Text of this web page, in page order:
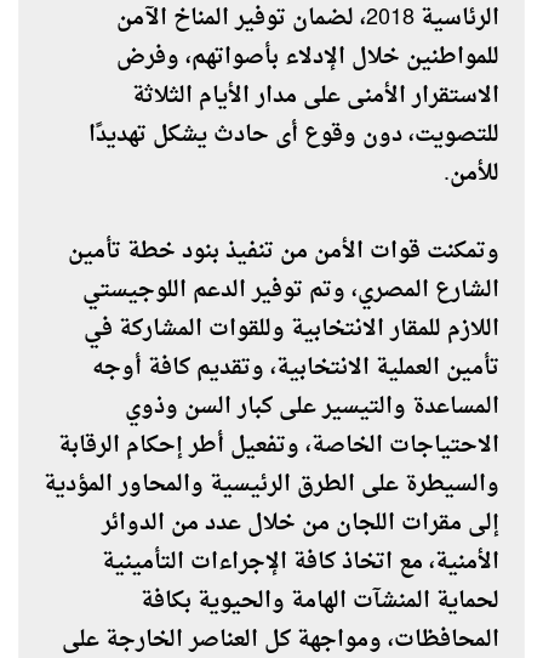
الرئاسية 2018، لضمان توفير المناخ الآمن
للمواطنين خلال الإدلاء بأصواتهم، وفرض
الاستقرار الأمنى على مدار الأيام الثلاثة
للتصويت، دون وقوع أى حادث يشكل تهديدًا
للأمن.
وتمكنت قوات الأمن من تنفيذ بنود خطة تأمين
الشارع المصري، وتم توفير الدعم اللوجيستي
اللازم للمقار الانتخابية وللقوات المشاركة في
تأمين العملية الانتخابية، وتقديم كافة أوجه
المساعدة والتيسير على كبار السن وذوي
الاحتياجات الخاصة، وتفعيل أطر إحكام الرقابة
والسيطرة على الطرق الرئيسية والمحاور المؤدية
إلى مقرات اللجان من خلال عدد من الدوائر
الأمنية، مع اتخاذ كافة الإجراءات التأمينية
لحماية المنشآت الهامة والحيوية بكافة
المحافظات، ومواجهة كل العناصر الخارجة على